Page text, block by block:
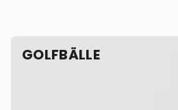
GOLFBÄLLE